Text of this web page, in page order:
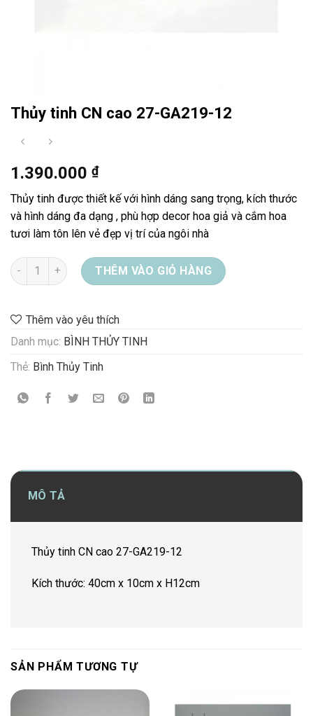
Thủy tinh CN cao 27-GA219-12
1.390.000 ₫
Thủy tinh được thiết kế với hình dáng sang trọng, kích thước
và hình dáng đa dạng , phù hợp decor hoa giả và cắm hoa
tươi làm tôn lên vẻ đẹp vị trí của ngôi nhà
Thủy tinh CN cao 27-GA219-12 số lượng
THÊM VÀO GIỎ HÀNG
Thêm vào yêu thích
Danh mục: BÌNH THỦY TINH
Thẻ: Bình Thủy Tinh
MÔ TẢ
Thủy tinh CN cao 27-GA219-12
Kích thước: 40cm x 10cm x H12cm
SẢN PHẨM TƯƠNG TỰ